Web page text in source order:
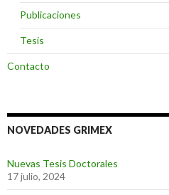
Publicaciones
Tesis
Contacto
NOVEDADES GRIMEX
Nuevas Tesis Doctorales
17 julio, 2024